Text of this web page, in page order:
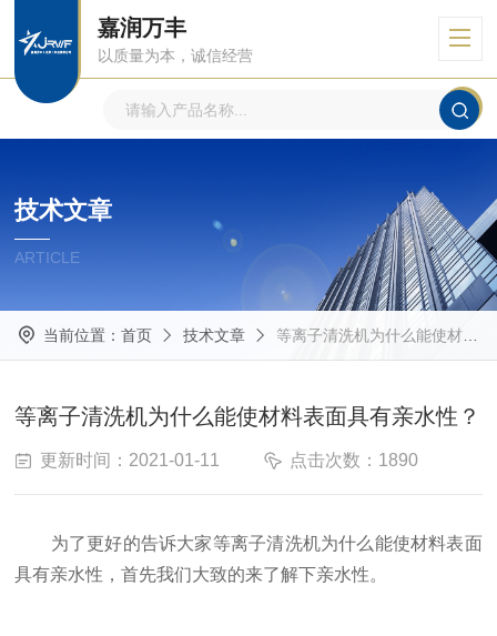
嘉润万丰
以质量为本，诚信经营
技术文章
ARTICLE
当前位置： 首页 技术文章 等离子清洗机为什么能使材料表面具有亲水性？
等离子清洗机为什么能使材料表面具有亲水性？
更新时间：2021-01-11 点击次数：1890
为了更好的告诉大家等离子清洗机为什么能使材料表面
具有亲水性，首先我们大致的来了解下亲水性。